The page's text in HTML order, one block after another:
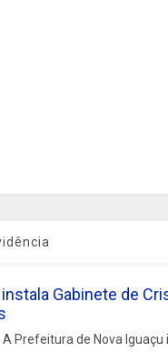
Gabinete de
A Prefeitura de Nova